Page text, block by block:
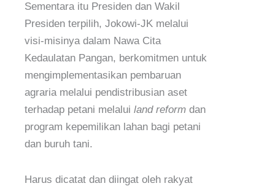
Sementara itu Presiden dan Wakil
Presiden terpilih, Jokowi-JK melalui
visi-misinya dalam Nawa Cita
Kedaulatan Pangan, berkomitmen untuk
mengimplementasikan pembaruan
agraria melalui pendistribusian aset
terhadap petani melalui land reform dan
program kepemilikan lahan bagi petani
dan buruh tani.
Harus dicatat dan diingat oleh rakyat